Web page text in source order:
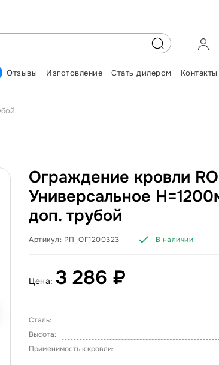
Отзывы Изготовление Стать дилером Контакты
Ограждение кровли
Универсальное
доп. трубой
Артикул: РП_ОГ1200323 В наличии
Цена: 3 286 ₽
Сталь:
Высота:
Применимость к кровли: